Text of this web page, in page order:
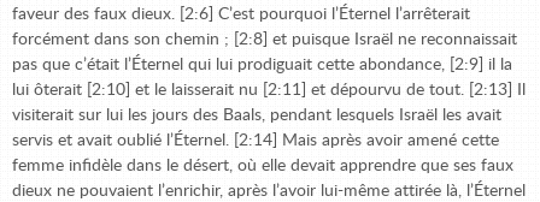
faveur des faux dieux. [2:6] C’est pourquoi l’Éternel l’arrêterait
forcément dans son chemin ; [2:8] et puisque Israël ne reconnaissait
pas que c’était l’Éternel qui lui prodiguait cette abondance, [2:9] il la
lui ôterait [2:10] et le laisserait nu [2:11] et dépourvu de tout. [2:13] Il
visiterait sur lui les jours des Baals, pendant lesquels Israël les avait
servis et avait oublié l’Éternel. [2:14] Mais après avoir amené cette
femme infidèle dans le désert, où elle devait apprendre que ses faux
dieux ne pouvaient l’enrichir, après l’avoir lui-même attirée là, l’Éternel